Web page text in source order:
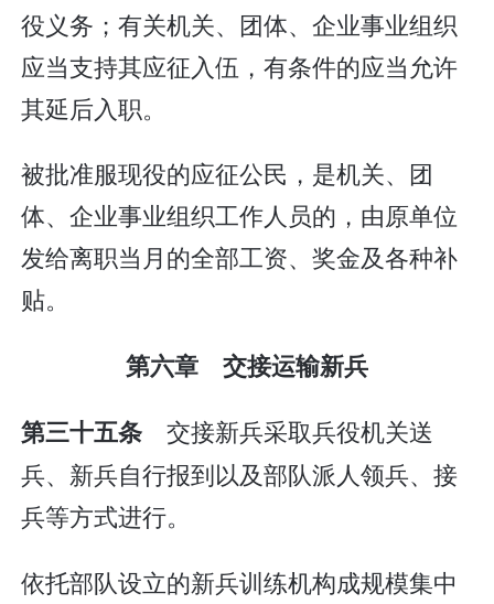
役义务；有关机关、团体、企业事业组织
应当支持其应征入伍，有条件的应当允许
其延后入职。
被批准服现役的应征公民，是机关、团
体、企业事业组织工作人员的，由原单位
发给离职当月的全部工资、奖金及各种补
贴。
第六章 交接运输新兵
第三十五条 交接新兵采取兵役机关送
兵、新兵自行报到以及部队派人领兵、接
兵等方式进行。
依托部队设立的新兵训练机构成规模集中